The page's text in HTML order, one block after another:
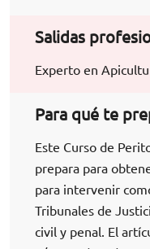
Salidas
Experto en
Para qué te
Este Curso de
prepara para
para intervenir
Tribunales de
civil y penal. El